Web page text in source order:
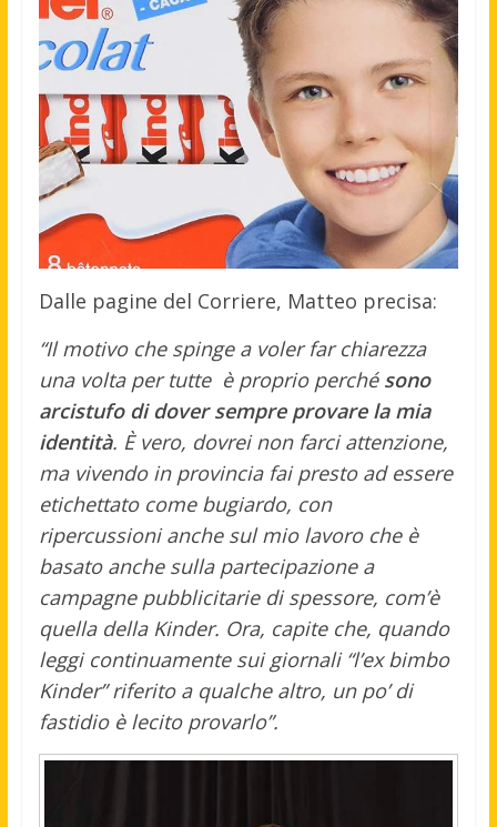
Dalle pagine del Corriere, Matteo precisa:
“Il motivo che spinge a voler far chiarezza
una volta per tutte è proprio perchésono
arcistufo di dover sempre provare la mia
identità. È vero, dovrei non farci attenzione,
ma vivendo in provincia fai presto ad essere
etichettato come bugiardo, con
ripercussioni anche sul mio lavoro che è
basato anche sulla partecipazione a
campagne pubblicitarie di spessore, com’è
quella della Kinder. Ora, capite che, quando
leggi continuamente sui giornali “l’ex bimbo
Kinder” riferito a qualche altro, un po’ di
fastidio è lecito provarlo”.